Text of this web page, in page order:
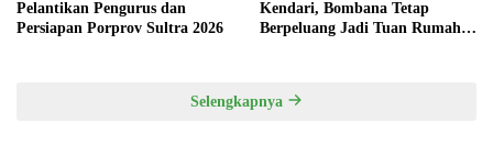
Pelantikan Pengurus dan
Persiapan Porprov Sultra 2026
Kendari, Bombana Tetap
Berpeluang Jadi Tuan Rumah
Selengkapnya